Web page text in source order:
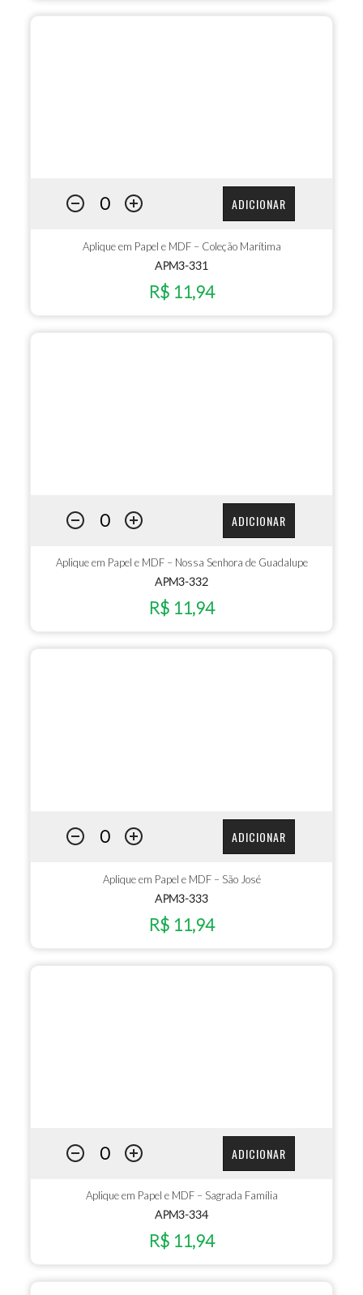
ADICIONAR
Aplique em Papel e MDF – Coleção Marítima
APM3-331
R$ 11,94
ADICIONAR
Aplique em Papel e MDF – Nossa Senhora de Guadalupe
APM3-332
R$ 11,94
ADICIONAR
Aplique em Papel e MDF – São José
APM3-333
R$ 11,94
ADICIONAR
Aplique em Papel e MDF – Sagrada Família
APM3-334
R$ 11,94